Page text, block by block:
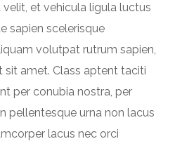
et vehicula ligula luctus
sapien scelerisque
volutpat rutrum sapien,
sit amet. Class aptent taciti
per conubia nostra, per
pellentesque urna non lacus
lacus nec orci